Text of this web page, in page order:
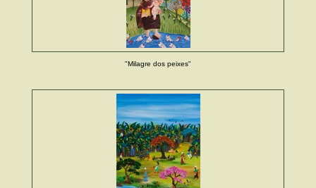
"Milagre dos peixes"